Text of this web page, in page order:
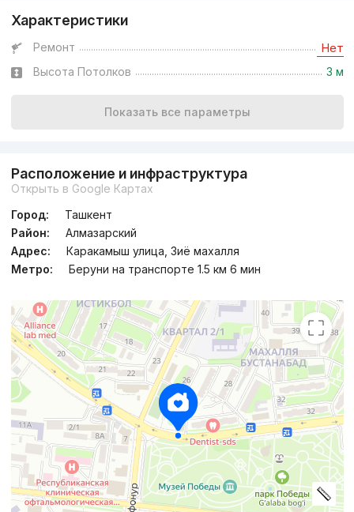
Характеристики
Ремонт Нет
Высота Потолков 3 м
Показать все параметры
Расположение и инфраструктура
Открыть в Google Картах
Город:
Ташкент
Район:
Алмазарский
Адрес:
Каракамыш улица, Зиё махалля
Метро:
Беруни на транспорте 1.5 км 6 мин